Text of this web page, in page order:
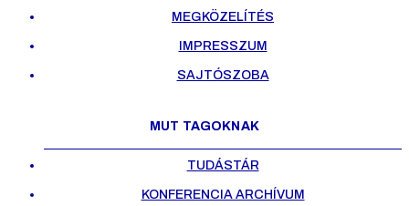
MEGKÖZELÍTÉS
IMPRESSZUM
SAJTÓSZOBA
MUT TAGOKNAK
TUDÁSTÁR
KONFERENCIA ARCHÍVUM